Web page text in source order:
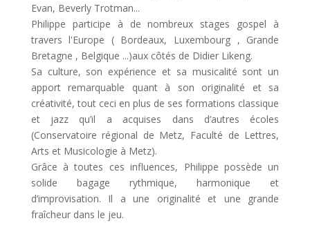
Evan, Beverly Trotman...
Philippe participe à de nombreux stages gospel à
travers l'Europe ( Bordeaux, Luxembourg , Grande
Bretagne , Belgique ...)aux côtés de Didier Likeng.
Sa culture, son expérience et sa musicalité sont un
apport remarquable quant à son originalité et sa
créativité, tout ceci en plus de ses formations classique
et jazz qu’il a acquises dans d’autres écoles
(Conservatoire régional de Metz, Faculté de Lettres,
Arts et Musicologie à Metz).
Grâce à toutes ces influences, Philippe possède un
solide bagage rythmique, harmonique et
d’improvisation. Il a une originalité et une grande
fraîcheur dans le jeu.